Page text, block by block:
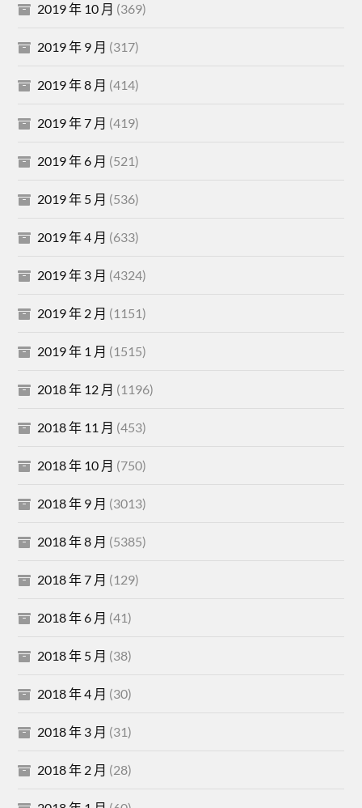
2019 年 10 月 (369)
2019 年 9 月 (317)
2019 年 8 月 (414)
2019 年 7 月 (419)
2019 年 6 月 (521)
2019 年 5 月 (536)
2019 年 4 月 (633)
2019 年 3 月 (4324)
2019 年 2 月 (1151)
2019 年 1 月 (1515)
2018 年 12 月 (1196)
2018 年 11 月 (453)
2018 年 10 月 (750)
2018 年 9 月 (3013)
2018 年 8 月 (5385)
2018 年 7 月 (129)
2018 年 6 月 (41)
2018 年 5 月 (38)
2018 年 4 月 (30)
2018 年 3 月 (31)
2018 年 2 月 (28)